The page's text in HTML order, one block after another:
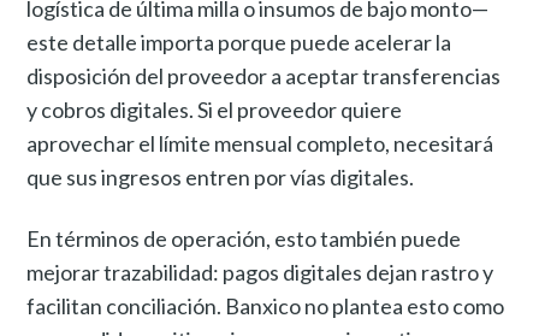
logística de última milla o insumos de bajo monto—
este detalle importa porque puede acelerar la
disposición del proveedor a aceptar transferencias
y cobros digitales. Si el proveedor quiere
aprovechar el límite mensual completo, necesitará
que sus ingresos entren por vías digitales.
En términos de operación, esto también puede
mejorar trazabilidad: pagos digitales dejan rastro y
facilitan conciliación. Banxico no plantea esto como